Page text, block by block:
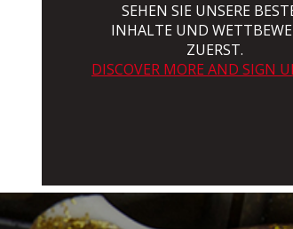
SEHEN SIE UNSERE
INHALTE UND
ZUERST.
DISCOVER MORE AND SIGN